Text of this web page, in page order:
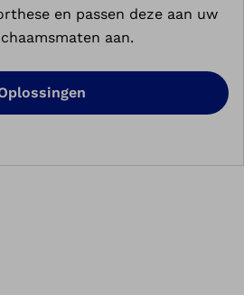
en passen deze aan uw
aan.